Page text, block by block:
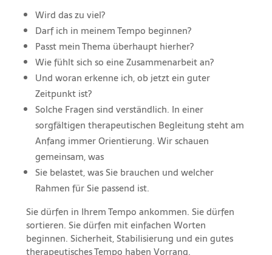
Wird das zu viel?
Darf ich in meinem Tempo beginnen?
Passt mein Thema überhaupt hierher?
Wie fühlt sich so eine Zusammenarbeit an?
Und woran erkenne ich, ob jetzt ein guter
Zeitpunkt ist?
Solche Fragen sind verständlich. In einer
sorgfältigen therapeutischen Begleitung steht am
Anfang immer Orientierung. Wir schauen
gemeinsam, was
Sie belastet, was Sie brauchen und welcher
Rahmen für Sie passend ist.
Sie dürfen in Ihrem Tempo ankommen. Sie dürfen
sortieren. Sie dürfen mit einfachen Worten
beginnen. Sicherheit, Stabilisierung und ein gutes
therapeutisches Tempo haben Vorrang.